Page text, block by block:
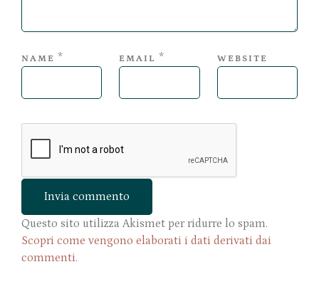
NAME * EMAIL * WEBSITE
Questo sito utilizza Akismet per ridurre lo spam.
Scopri come vengono elaborati i dati derivati dai
commenti.